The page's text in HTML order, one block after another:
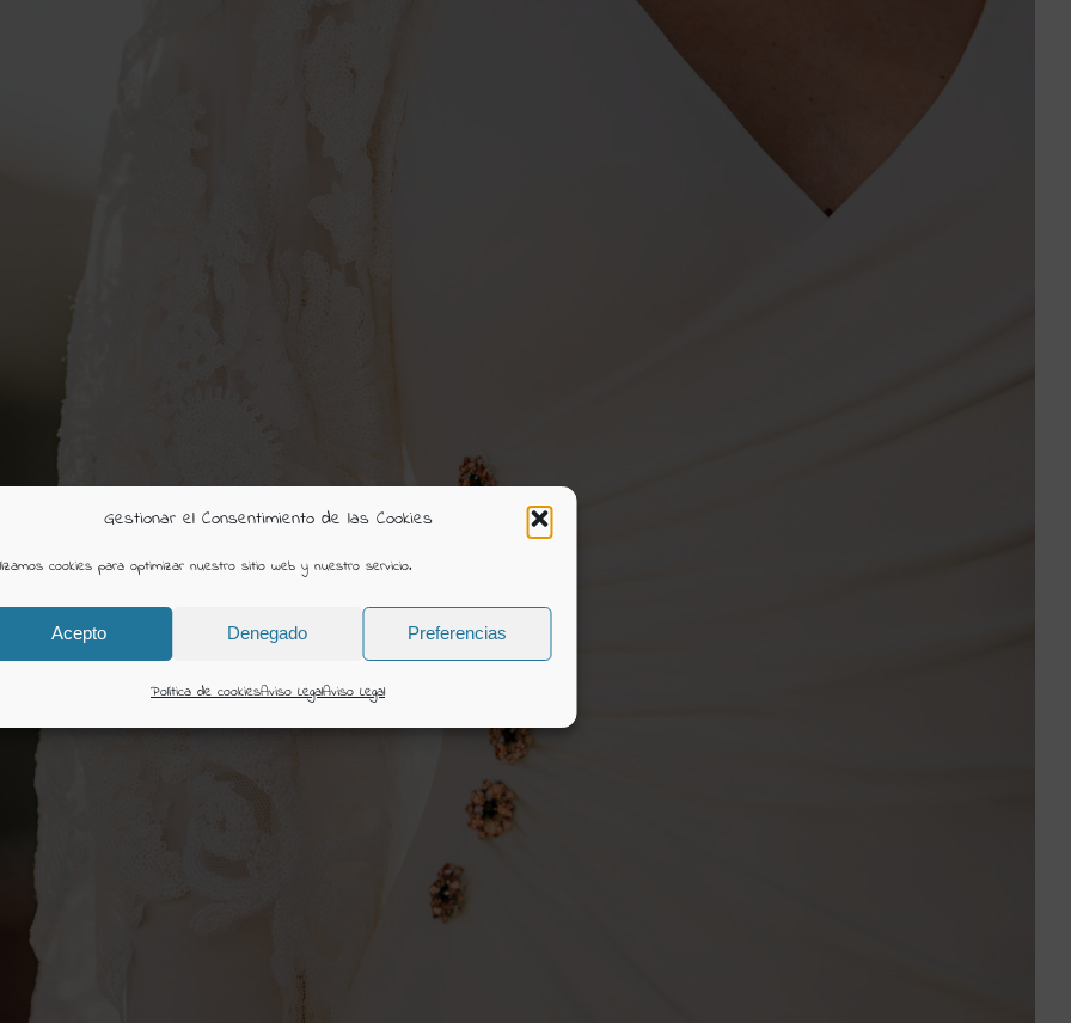
Gestionar el Consentimiento de las Cookies
cookies para optimizar nuestro sitio web y nuestro servicio.
Acepto Denegado Preferencias
Política de cookiesAviso LegalAviso Legal